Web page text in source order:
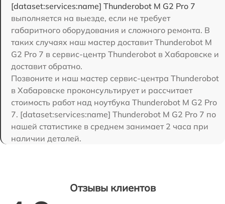
[dataset:services:name] Thunderobot M G2 Pro 7
выполняется на выезде, если не требует
габаритного оборудования и сложного ремонта. В
таких случаях наш мастер доставит Thunderobot M
G2 Pro 7 в сервис-центр Thunderobot в Хабаровске и
доставит обратно.
Позвоните и наш мастер сервис-центра Thunderobot
в Хабаровске проконсультирует и рассчитает
стоимость работ над ноутбука Thunderobot M G2 Pro
7. [dataset:services:name] Thunderobot M G2 Pro 7 по
нашей статистике в среднем занимает 2 часа при
наличии деталей.
Отзывы клиентов